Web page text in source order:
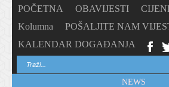
POČETNA OBAVIJESTI
Kolumna
POŠALJITE NAM
KALENDAR DOGAĐANJA
NEWS